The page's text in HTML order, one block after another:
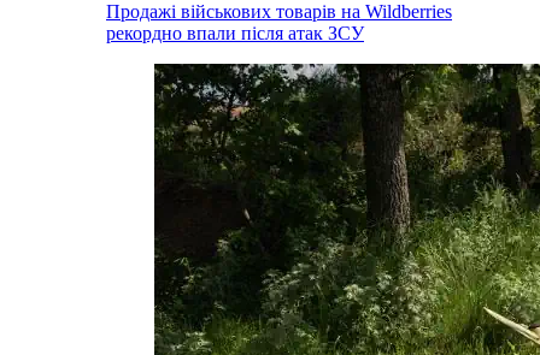
Продажі військових товарів на Wildberries
рекордно впали після атак ЗСУ